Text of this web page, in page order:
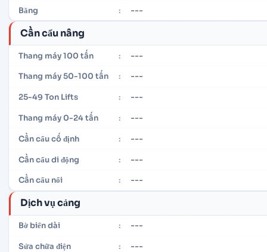
Băng : ---
Cần cẩu nâng
Thang máy 100 tấn : ---
Thang máy 50-100 tấn : ---
25-49 Ton Lifts : ---
Thang máy 0-24 tấn : ---
Cần cẩu cố định : ---
Cần cẩu di động : ---
Cần cẩu nổi : ---
Dịch vụ cảng
Bờ biển dài : ---
Sửa chữa điện : ---